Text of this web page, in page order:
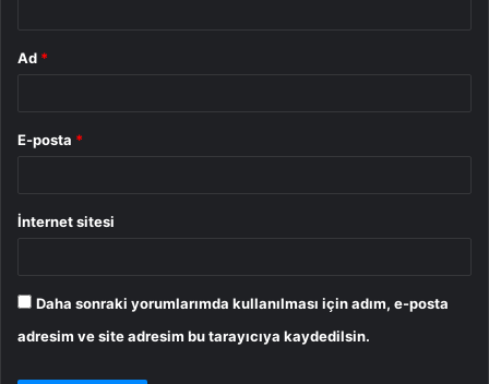
Ad *
E-posta *
İnternet sitesi
Daha sonraki yorumlarımda kullanılması için adım, e-posta
adresim ve site adresim bu tarayıcıya kaydedilsin.